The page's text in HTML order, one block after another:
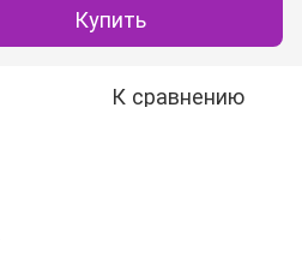
Купить
К сравнению